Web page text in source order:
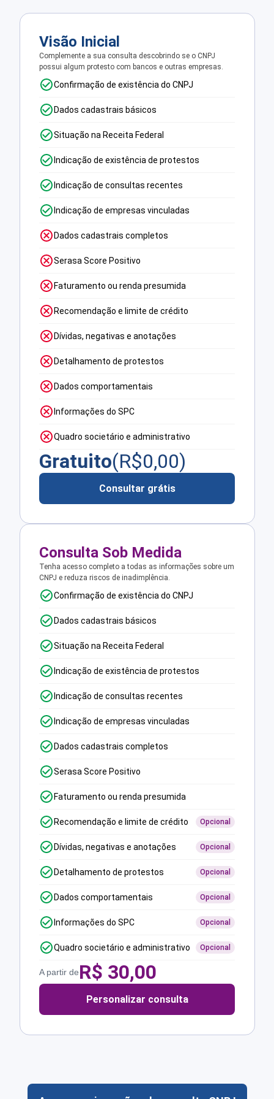
Visão Inicial
Complemente a sua consulta descobrindo se o CNPJ
possui algum protesto com bancos e outras empresas.
Confirmação de existência do CNPJ
Dados cadastrais básicos
Situação na Receita Federal
Indicação de existência de protestos
Indicação de consultas recentes
Indicação de empresas vinculadas
Dados cadastrais completos
Serasa Score Positivo
Faturamento ou renda presumida
Recomendação e limite de crédito
Dívidas, negativas e anotações
Detalhamento de protestos
Dados comportamentais
Informações do SPC
Quadro societário e administrativo
Gratuito(R$0,00)
Consultar grátis
Consulta Sob Medida
Tenha acesso completo a todas as informações sobre um
CNPJ e reduza riscos de inadimplência.
Confirmação de existência do CNPJ
Dados cadastrais básicos
Situação na Receita Federal
Indicação de existência de protestos
Indicação de consultas recentes
Indicação de empresas vinculadas
Dados cadastrais completos
Serasa Score Positivo
Faturamento ou renda presumida
Recomendação e limite de crédito Opcional
Dívidas, negativas e anotações Opcional
Detalhamento de protestos Opcional
Dados comportamentais Opcional
Informações do SPC Opcional
Quadro societário e administrativo Opcional
A partir deR$ 30,00
Personalizar consulta